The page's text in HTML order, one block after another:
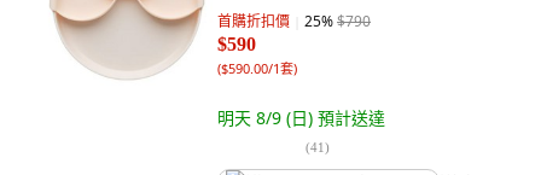
首購折扣價 25%$790
$590
($590.00/1套)
明天 8/9 (日) 預計送達
(41)